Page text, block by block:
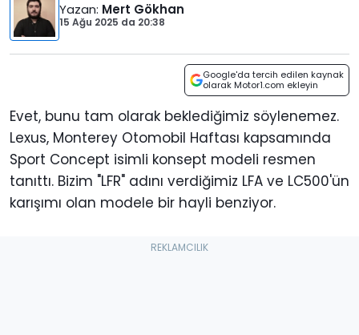
Yazan: Mert Gökhan
15 Ağu 2025 da 20:38
Google'da tercih edilen kaynak
olarak Motor1.com ekleyin
Evet, bunu tam olarak beklediğimiz söylenemez.
Lexus, Monterey Otomobil Haftası kapsamında
Sport Concept isimli konsept modeli resmen
tanıttı. Bizim "LFR" adını verdiğimiz LFA ve LC500'ün
karışımı olan modele bir hayli benziyor.